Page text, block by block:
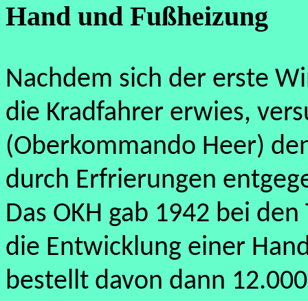
Hand und Fußheizung
Nachdem sich der erste
die Kradfahrer erwies,
(Oberkommando Heer)
durch Erfrierungen
Das OKH gab 1942 bei
die Entwicklung einer
bestellt davon dann